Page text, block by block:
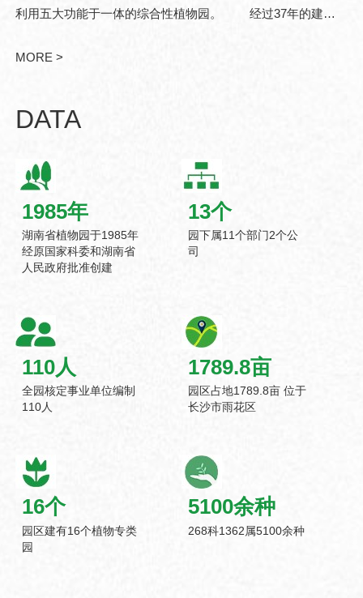
利用五大功能于一体的综合性植物园。 经过37年的建
物资源储备基地。湖南省..
MORE >
DATA
1985年
湖南省植物园于1985年
经原国家科委和湖南省
人民政府批准创建
13个
园下属11个部门2个公
司
110人
全园核定事业单位编制
110人
1789.8亩
园区占地1789.8亩 位于
长沙市雨花区
16个
园区建有16个植物专类
园
5100余种
268科1362属5100余种